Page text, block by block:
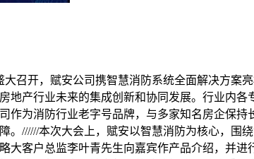
召开，赋安公司携智慧消防系统全面解决方案
产行业未来的集成创新和协同发展。行业内
为消防行业老字号品牌，与多家知名房企保
//////本次大会上，赋安以智慧消防为核心，围
客户总监李叶青先生向嘉宾作产品介绍，并